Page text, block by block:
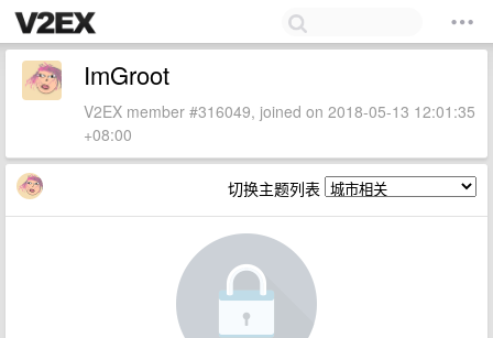
ImGroot
V2EX member #316049, joined on 2018-05-13 12:01:35
+08:00
切换主题列表